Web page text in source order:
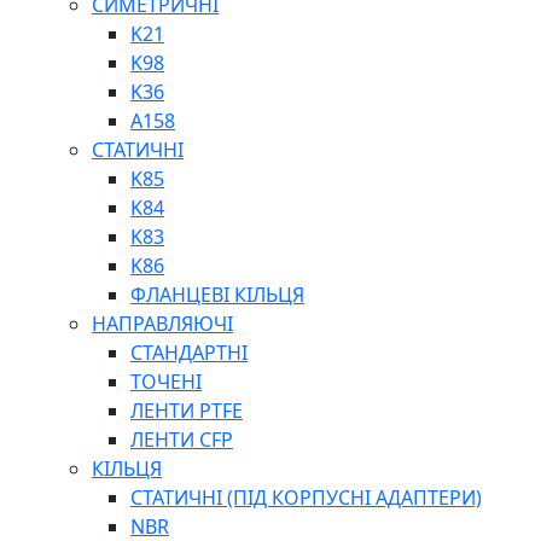
ШАРНІРНІ ПІДШИПНИКИ
ВУХА ГІДРОЦИЛІНДРА
ТРУБИ ХОНІНГОВАНІ
ШТОКИ ХРОМОВАНІ
МАСТИЛЬНЕ ОБЛАДНАННЯ
ПІСТОЛЕТИ
НАСОСИ ТА ПОМПИ
НАГНІТАЧІ
МУФТИ (НАСАДКИ) ДЛЯ ШПРИЦІВ
МАСЛЯНКИ, ЛІЙКИ
ПРЕС-МАСЛЯНКИ
K21
K98
K36
A158
СТАТИЧНІ
K85
K84
K83
K86
ФЛАНЦЕВІ КІЛЬЦЯ
НАПРАВЛЯЮЧІ
СТАНДАРТНІ
ТОЧЕНІ
ЛЕНТИ PTFE
ЛЕНТИ CFP
КІЛЬЦЯ
СТАТИЧНІ (ПІД КОРПУСНІ АДАПТЕРИ)
NBR